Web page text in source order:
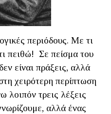
περιόδους. Με τι
πειθώ! Σε πείσμα του
είναι πράξεις, αλλά
χειρότερη περίπτωση
τρεις λέξεις
αλλά ένας